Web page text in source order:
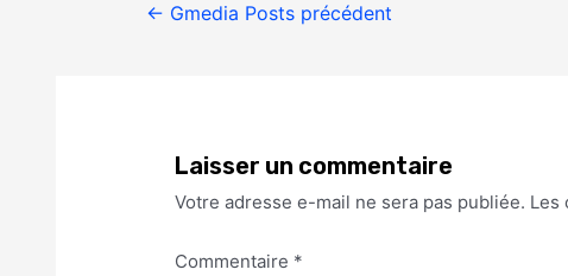
← Gmedia Posts précédent
Laisser un commentaire
Votre adresse e-mail ne sera pas publiée. Les
Commentaire *